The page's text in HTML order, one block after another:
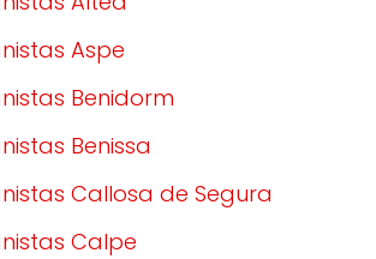
Aspe
Benidorm
Benissa
Callosa de Segura
Calpe